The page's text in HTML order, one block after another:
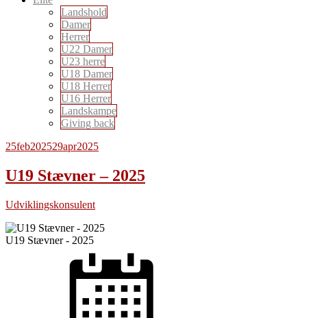
Landshold
Damer
Herrer
U22 Damer
U23 herre
U18 Damer
U18 Herrer
U16 Herrer
Landskampe
Giving back
25feb202529apr2025
U19 Stævner – 2025
Udviklingskonsulent
U19 Stævner - 2025